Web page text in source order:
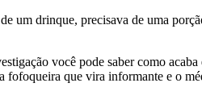
um drinque, precisava de uma
você pode saber como
fofoqueira que vira informante e o